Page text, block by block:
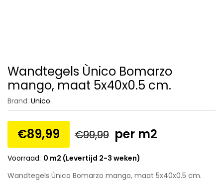
Wandtegels Ùnico Bomarzo
mango, maat 5x40x0.5 cm.
Brand: Unico
€89,99 €99,99 per m2
Voorraad: 0 m2 (Levertijd 2-3 weken)
Wandtegels Ùnico Bomarzo mango, maat 5x40x0.5 cm.